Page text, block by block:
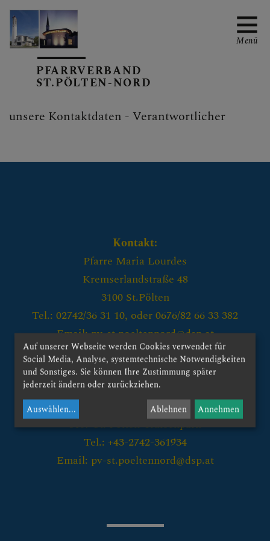
PFARRVERBANDS-
VIEHOFEN
KRANKENHAUS-
KAPELLE
PFARRVERBAND
ST.PÖLTEN-NORD
Menü
unsere Kontaktdaten - Verantwortlicher
Kontakt:
Pfarre Maria Lourdes
Kremserlandstraße 48
3100 St.Pölten
Tel.: 02742/36 31 10, oder 0676/82 66 33 382
Email: pv-st.poeltennord@dsp.at
Kontakt:
röm. kath. Stadtpfarramt St. Pölten-Viehofen
Austinstrasse 21
3107 St. Pölten-Traisenpark
Tel.: +43-2742-361934
Email: pv-st.poeltennord@dsp.at
Auf unserer Webseite werden Cookies verwendet für
Social Media, Analyse, systemtechnische Notwendigkeiten
und Sonstiges. Sie können Ihre Zustimmung später
jederzeit ändern oder zurückziehen.
Auswählen... Ablehnen Annehmen